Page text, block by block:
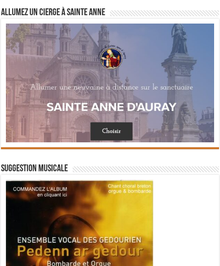
Allumez un cierge à Sainte Anne
Suggestion musicale